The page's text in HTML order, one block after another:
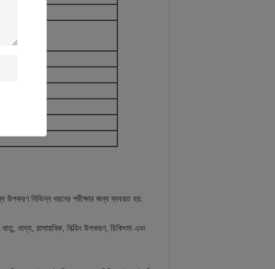
উপকরণ বিভিন্ন ধরনের পরীক্ষার জন্য ব্যবহৃত হয়.
খাদ্য, রাসায়নিক, বিল্ডিং উপকরণ, চিকিৎসা এবং